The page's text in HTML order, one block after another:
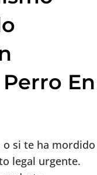
En
si te ha mordido
legal urgente.